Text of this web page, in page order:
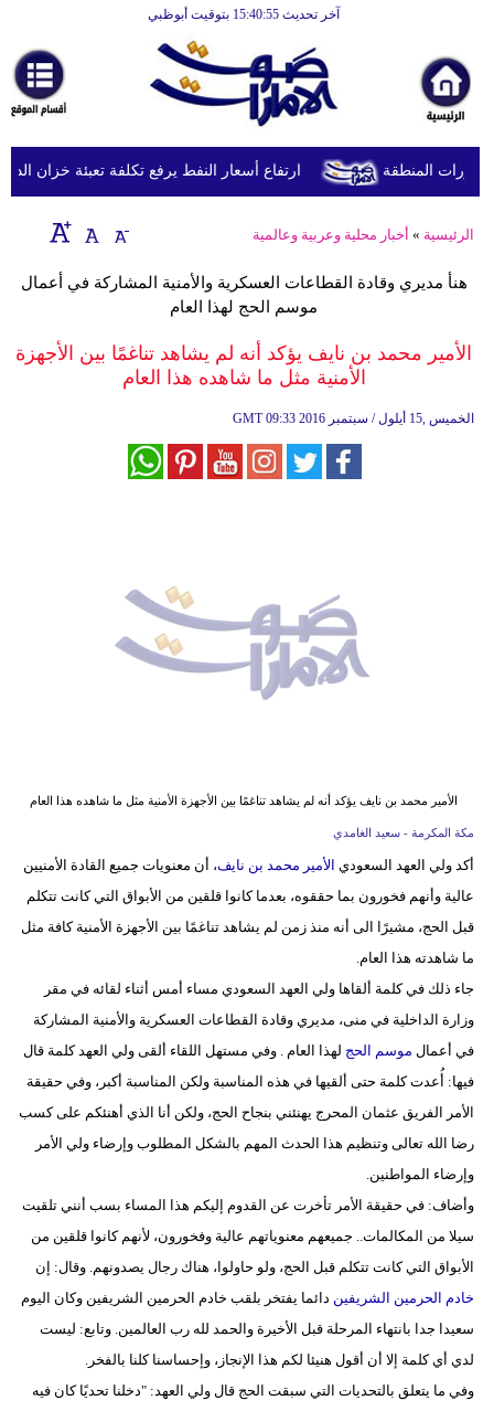
آخر تحديث 15:40:55 بتوقيت أبوظبي
أخبارعاجلة
رياضة
ثقافة
إقتصاد
وموسيقى
أزياء
أزياء
علوم
وتكنولوجيا
أبراج
فيديو
سيارات
ارتفاع أسعار النفط يرفع تكلفة تعبئة خزان الديزل في بريطانيا المنطقة
الرئيسية » أخبار محلية وعربية وعالمية
هنأ مديري وقادة القطاعات العسكرية والأمنية المشاركة في أعمال
موسم الحج لهذا العام
الأمير محمد بن نايف يؤكد أنه لم يشاهد تناغمًا بين الأجهزة
الأمنية مثل ما شاهده هذا العام
GMT 09:33 2016 الخميس ,15 أيلول / سبتمبر
الأمير محمد بن نايف يؤكد أنه لم يشاهد تناغمًا بين الأجهزة الأمنية مثل ما شاهده هذا العام
مكة المكرمة - سعيد الغامدي
أكد ولي العهد السعودي الأمير محمد بن نايف، أن معنويات جميع القادة الأمنيين
عالية وأنهم فخورون بما حققوه، بعدما كانوا قلقين من الأبواق التي كانت تتكلم
قبل الحج، مشيرًا الى أنه منذ زمن لم يشاهد تناغمًا بين الأجهزة الأمنية كافة مثل
ما شاهدته هذا العام.
جاء ذلك في كلمة ألقاها ولي العهد السعودي مساء أمس أثناء لقائه في مقر
وزارة الداخلية في منى، مديري وقادة القطاعات العسكرية والأمنية المشاركة
في أعمال موسم الحج لهذا العام . وفي مستهل اللقاء ألقى ولي العهد كلمة قال
فيها: أُعدت كلمة حتى ألقيها في هذه المناسبة ولكن المناسبة أكبر، وفي حقيقة
الأمر الفريق عثمان المحرج يهنئني بنجاح الحج، ولكن أنا الذي أهنئكم على كسب
رضا الله تعالى وتنظيم هذا الحدث المهم بالشكل المطلوب وإرضاء ولي الأمر
وإرضاء المواطنين.
وأضاف: في حقيقة الأمر تأخرت عن القدوم إليكم هذا المساء بسب أنني تلقيت
سيلا من المكالمات.. جميعهم معنوياتهم عالية وفخورون، لأنهم كانوا قلقين من
الأبواق التي كانت تتكلم قبل الحج، ولو حاولوا، هناك رجال يصدونهم. وقال: إن
خادم الحرمين الشريفين دائما يفتخر بلقب خادم الحرمين الشريفين وكان اليوم
سعيدا جدا بانتهاء المرحلة قبل الأخيرة والحمد لله رب العالمين. وتابع: ليست
لدي أي كلمة إلا أن أقول هنيئا لكم هذا الإنجاز، وإحساسنا كلنا بالفخر.
وفي ما يتعلق بالتحديات التي سبقت الحج قال ولي العهد: "دخلنا تحديًا كان فيه